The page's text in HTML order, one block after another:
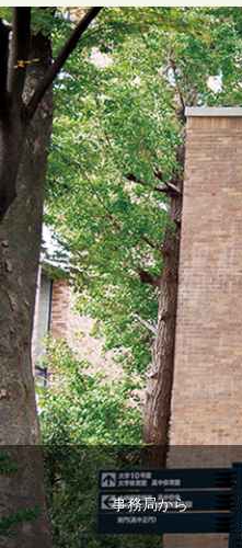
事務局から